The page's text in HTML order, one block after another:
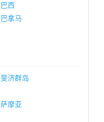
巴西
巴拿马
斐济群岛
萨摩亚